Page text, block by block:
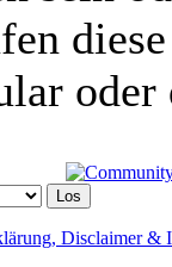
oder
Disclaimer &